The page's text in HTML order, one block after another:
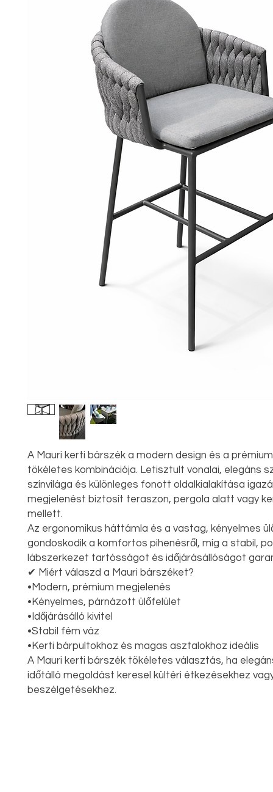
A Mauri kerti bárszék a modern design és a
tökéletes kombinációja. Letisztult vonalai, elegáns
színvilága és különleges fonott oldalkialakítása
megjelenést biztosít teraszon, pergola alatt vagy
mellett.
Az ergonomikus háttámla és a vastag, kényelmes
gondoskodik a komfortos pihenésről, míg a stabil,
lábszerkezet tartósságot és időjárásállóságot
✔ Miért válaszd a Mauri bárszéket?
•Modern, prémium megjelenés
•Kényelmes, párnázott ülőfelület
•Időjárásálló kivitel
•Stabil fém váz
•Kerti bárpultokhoz és magas asztalokhoz ideális
A Mauri kerti bárszék tökéletes választás, ha
időtálló megoldást keresel kültéri étkezésekhez
beszélgetésekhez.